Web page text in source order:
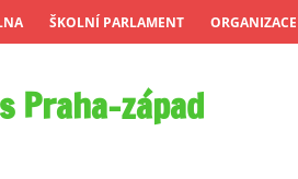
ŠKOLNÍ PARLAMENT
Praha-západ